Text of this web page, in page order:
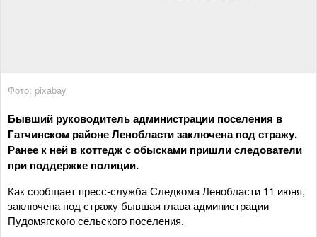
Фото: pixabay
Бывший руководитель администрации поселения в
Гатчинском районе Ленобласти заключена под стражу.
Ранее к ней в коттедж с обысками пришли следователи
при поддержке полиции.
Как сообщает пресс-служба Следкома Ленобласти 11 июня,
заключена под стражу бывшая глава администрации
Пудомягского сельского поселения.